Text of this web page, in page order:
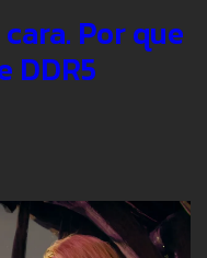
Por que
DDR5